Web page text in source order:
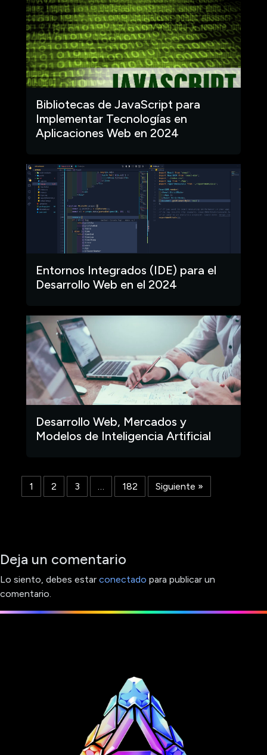
Bibliotecas de JavaScript para
Implementar Tecnologías en
Aplicaciones Web en 2024
Entornos Integrados (IDE) para el
Desarrollo Web en el 2024
Desarrollo Web, Mercados y
Modelos de Inteligencia Artificial
1 2 3 … 182 Siguiente »
Deja un comentario
Lo siento, debes estar conectado para publicar un
comentario.